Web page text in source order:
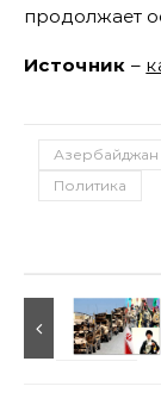
продолжает
Источник –
Азербайджан
Политика